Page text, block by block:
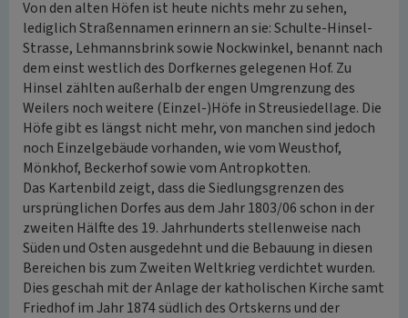
Von den alten Höfen ist heute nichts mehr zu sehen,
lediglich Straßennamen erinnern an sie: Schulte-Hinsel-
Strasse, Lehmannsbrink sowie Nockwinkel, benannt nach
dem einst westlich des Dorfkernes gelegenen Hof. Zu
Hinsel zählten außerhalb der engen Umgrenzung des
Weilers noch weitere (Einzel-)Höfe in Streusiedellage. Die
Höfe gibt es längst nicht mehr, von manchen sind jedoch
noch Einzelgebäude vorhanden, wie vom Weusthof,
Mönkhof, Beckerhof sowie vom Antropkotten.
Das Kartenbild zeigt, dass die Siedlungsgrenzen des
ursprünglichen Dorfes aus dem Jahr 1803/06 schon in der
zweiten Hälfte des 19. Jahrhunderts stellenweise nach
Süden und Osten ausgedehnt und die Bebauung in diesen
Bereichen bis zum Zweiten Weltkrieg verdichtet wurden.
Dies geschah mit der Anlage der katholischen Kirche samt
Friedhof im Jahr 1874 südlich des Ortskerns und der